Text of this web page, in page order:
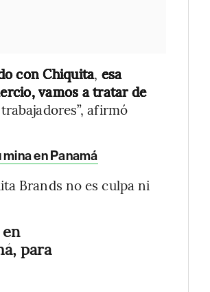
con Chiquita, esa
vamos a tratar de
afirmó
en Panamá
Brands no es culpa ni
para